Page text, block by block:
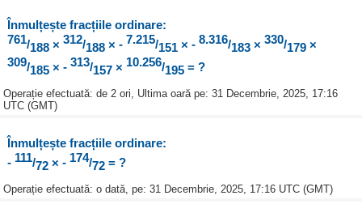
Înmulțește fracțiile ordinare:
761/188× 312/188× - 7.215/151 × - 8.316/183× 330/179×
309/185× - 313/157× 10.256/195= ?
Operație efectuată: de 2 ori, Ultima oară pe: 31 Decembrie, 2025, 17:16
UTC (GMT)
Înmulțește fracțiile ordinare:
- 111/72× - 174/72= ?
Operație efectuată: o dată, pe: 31 Decembrie, 2025, 17:16 UTC (GMT)